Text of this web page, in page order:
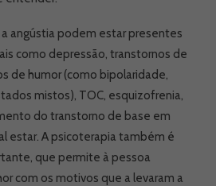
angústia podem estar presentes
como depressão, transtornos de
de humor (como bipolaridade,
mistos), TOC, esquizofrenia,
do transtorno de base em
estar. A psicoterapia também é
que permite à pessoa
com os motivos que a levaram a